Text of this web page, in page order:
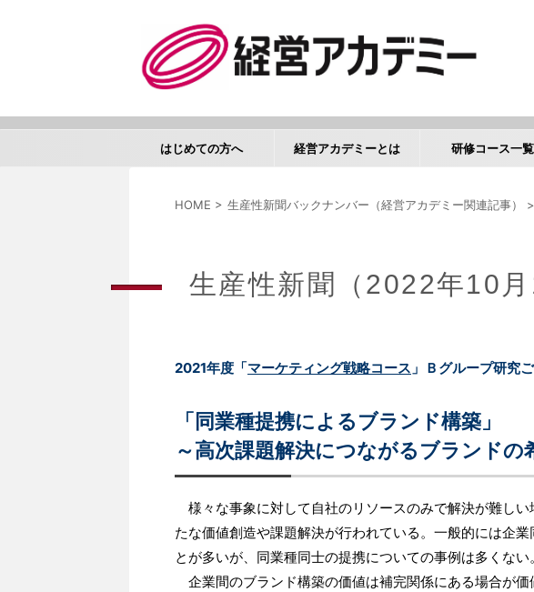
はじめての方へ 経営アカデミーとは 研修コース一覧
HOME > 生産性新聞バックナンバー（経営アカデミー関連記事） >
生産性新聞（2022年10月
2021年度「マーケティング戦略コース 」Ｂグループ研究
「同業種提携によるブランド構築」
～高次課題解決につながるブランドの
様々な事象に対して自社のリソースのみで解決が難し
たな価値創造や課題解決が行われている。一般的には企
とが多いが、同業種同士の提携についての事例は多くない。
企業間のブランド構築の価値は補完関係にある場合が